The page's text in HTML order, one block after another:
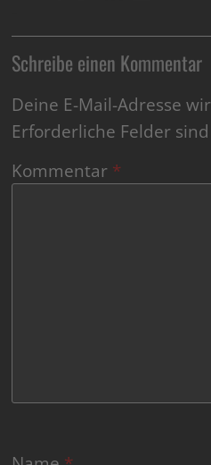
Schreibe einen Kommentar
Deine E-Mail-Adresse
Erforderliche Felder
Kommentar *